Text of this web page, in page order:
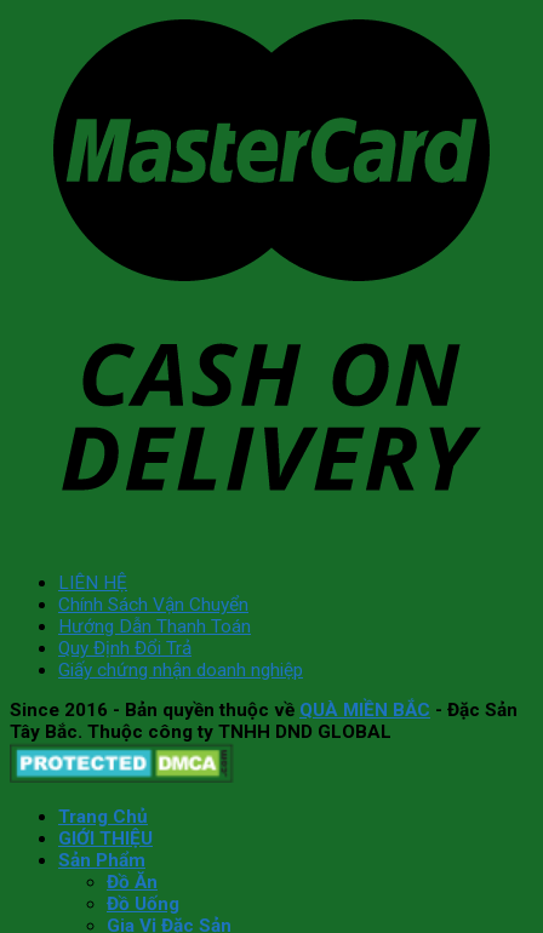
LIÊN HỆ
Chính Sách Vận Chuyển
Hướng Dẫn Thanh Toán
Quy Định Đổi Trả
Giấy chứng nhận doanh nghiệp
Since 2016 - Bản quyền thuộc về QUÀ MIỀN BẮC - Đặc Sản
Tây Bắc. Thuộc công ty TNHH DND GLOBAL
Trang Chủ
GIỚI THIỆU
Sản Phẩm
Đồ Ăn
Đồ Uống
Gia Vị Đặc Sản